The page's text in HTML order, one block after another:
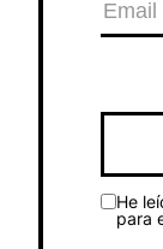
He
para